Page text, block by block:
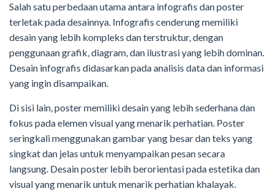
Salah satu perbedaan utama antara infografis dan poster
terletak pada desainnya. Infografis cenderung memiliki
desain yang lebih kompleks dan terstruktur, dengan
penggunaan grafik, diagram, dan ilustrasi yang lebih dominan.
Desain infografis didasarkan pada analisis data dan informasi
yang ingin disampaikan.
Di sisi lain, poster memiliki desain yang lebih sederhana dan
fokus pada elemen visual yang menarik perhatian. Poster
seringkali menggunakan gambar yang besar dan teks yang
singkat dan jelas untuk menyampaikan pesan secara
langsung. Desain poster lebih berorientasi pada estetika dan
visual yang menarik untuk menarik perhatian khalayak.